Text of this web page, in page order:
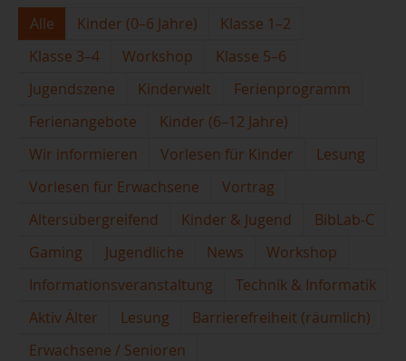
Alle Kinder (0–6 Jahre)
Klasse 1–2
Klasse 3–4
Workshop
Klasse 5–6
Jugendszene
Kinderwelt
Ferienprogramm
Ferienangebote
Kinder (6–12 Jahre)
Wir informieren
Vorlesen für Kinder
Lesung
Vorlesen für Erwachsene
Vortrag
Altersübergreifend
Kinder & Jugend
BibLab-C
Gaming
Jugendliche News
Workshop
Informationsveranstaltung
Technik & Informatik
Aktiv Älter
Lesung
Barrierefreiheit (räumlich)
Erwachsene / Senioren